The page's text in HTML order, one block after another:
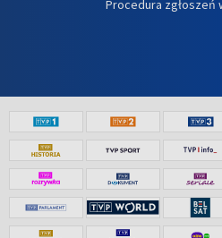
Procedura zgłoszeń